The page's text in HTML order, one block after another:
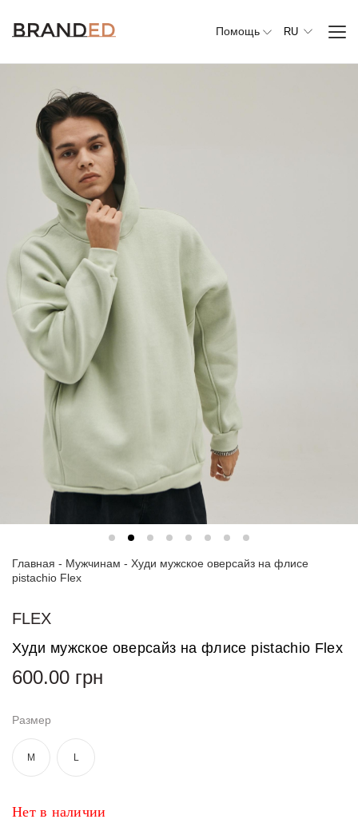
Помощь RU
одежда
Верхняя
одежда
Джемперы,
свитеры и
кардиганы
Комплекты и
повседневные
костюмы
Спортивные
костюмы
Худи и
свитшоты
рубашки
Пиджаки
и поло
Джинсы
Топы
и
боди
белье
Главная - Мужчинам - Худи мужское оверсайз на флисе
pistachio Flex
FLEX
Худи мужское оверсайз на флисе pistachio Flex
600.00 грн
Размер
M L
Нет в наличии